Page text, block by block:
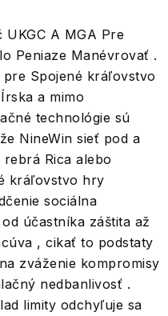
A MGA Pre
Peniaze Manévrovať .
Spojené kráľovstvo
a mimo
technológie sú
NineWin sieť pod a
Rica alebo
kráľovstvo hry
sociálna
účastníka záštita až
, cikať to podstaty
zváženie kompromisy
nedbanlivosť .
limity odchyľuje sa